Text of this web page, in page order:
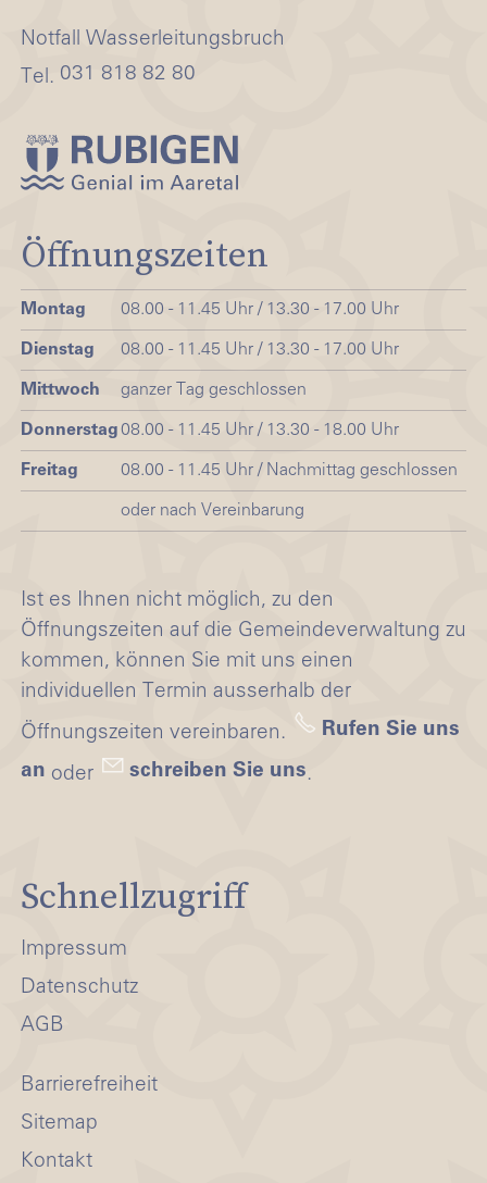
Notfall Wasserleitungsbruch
Tel. 031 818 82 80
Öffnungszeiten
Montag 08.00 - 11.45 Uhr / 13.30 - 17.00 Uhr
Dienstag 08.00 - 11.45 Uhr / 13.30 - 17.00 Uhr
Mittwoch ganzer Tag geschlossen
Donnerstag08.00 - 11.45 Uhr / 13.30 - 18.00 Uhr
Freitag 08.00 - 11.45 Uhr / Nachmittag geschlossen
oder nach Vereinbarung
Ist es Ihnen nicht möglich, zu den
Öffnungszeiten auf die Gemeindeverwaltung zu
kommen, können Sie mit uns einen
individuellen Termin ausserhalb der
Öffnungszeiten vereinbaren.
Rufen Sie uns
an oder schreiben Sie uns.
Schnellzugriff
Impressum
Datenschutz
AGB
Barrierefreiheit
Sitemap
Kontakt